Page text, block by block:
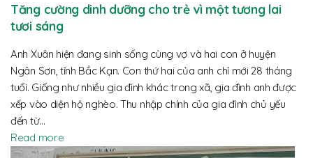
Tăng cường dinh dưỡng cho trẻ vì một tương lai
tươi sáng
Anh Xuân hiện đang sinh sống cùng vợ và hai con ở huyện
Ngân Sơn, tỉnh Bắc Kạn. Con thứ hai của anh chỉ mới 28 tháng
tuổi. Giống như nhiều gia đình khác trong xã, gia đình anh được
xếp vào diện hộ nghèo. Thu nhập chính của gia đình chủ yếu
đến từ…
Read more